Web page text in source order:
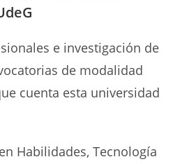
e investigación de
de modalidad
cuenta esta universidad
Habilidades, Tecnología